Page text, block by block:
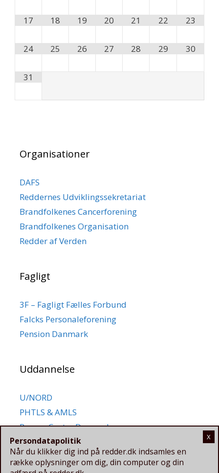
17 18 19 20 21 22 23
24 25 26 27 28 29 30
31
Organisationer
DAFS
Reddernes Udviklingssekretariat
Brandfolkenes Cancerforening
Brandfolkenes Organisation
Redder af Verden
Fagligt
3F – Fagligt Fælles Forbund
Falcks Personaleforening
Pension Danmark
Uddannelse
U/NORD
PHTLS & AMLS
Rescue Center Denmark
Dapuc
Persondatapolitik
Når du klikker dig ind på redder.dk indsamles en
række oplysninger om dig, din computer og din